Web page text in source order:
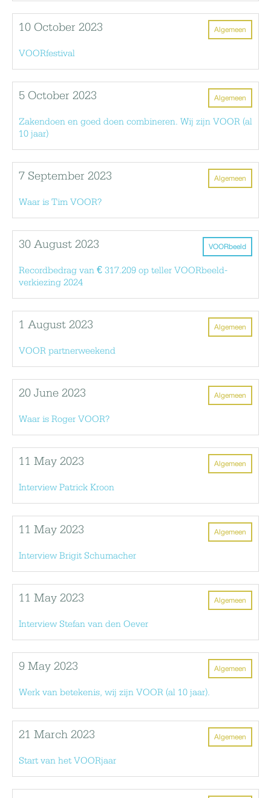
Algemeen
10 October 2023
VOORfestival
Algemeen
5 October 2023
Zakendoen en goed doen combineren. Wij zijn VOOR (al
10 jaar)
Algemeen
7 September 2023
Waar is Tim VOOR?
VOORbeeld
30 August 2023
Recordbedrag van € 317.209 op teller VOORbeeld-
verkiezing 2024
Algemeen
1 August 2023
VOOR partnerweekend
Algemeen
20 June 2023
Waar is Roger VOOR?
Algemeen
11 May 2023
Interview Patrick Kroon
Algemeen
11 May 2023
Interview Brigit Schumacher
Algemeen
11 May 2023
Interview Stefan van den Oever
Algemeen
9 May 2023
Werk van betekenis, wij zijn VOOR (al 10 jaar).
Algemeen
21 March 2023
Start van het VOORjaar